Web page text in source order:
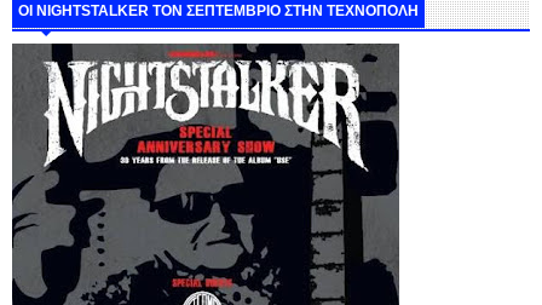
ΟΙ NIGHTSTALKER ΤΟΝ ΣΕΠΤΕΜΒΡΙΟ ΣΤΗΝ ΤΕΧΝΟΠΟΛΗ